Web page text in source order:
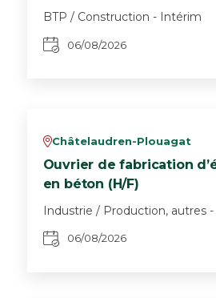
BTP / Construction - Intérim
06/08/2026
vChâtelaudren-Plouagat
Ouvrier de fabrication
en béton (H/F)
Industrie / Production, autres
06/08/2026